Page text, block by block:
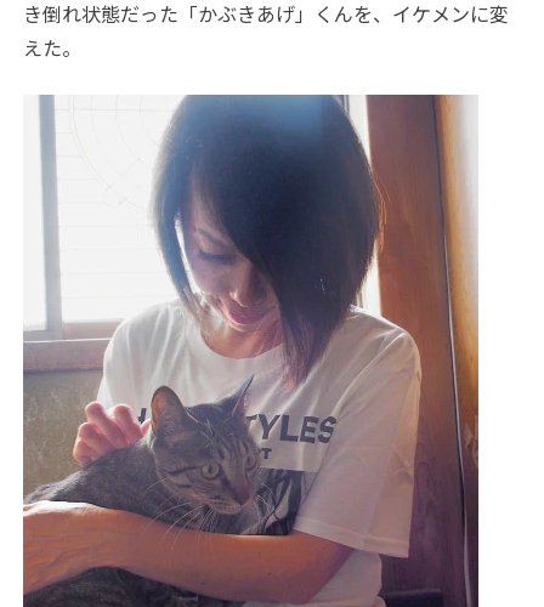
き倒れ状態だった「かぶきあげ」くんを、イケメンに変
えた。